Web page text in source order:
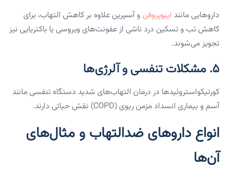
داروهایی مانند ایبوپروفن و آسپرین علاوه بر کاهش التهاب، برای
کاهش تب و تسکین درد ناشی از عفونت‌های ویروسی یا باکتریایی نیز
تجویز می‌شوند.
۵. مشکلات تنفسی و آلرژی‌ها
کورتیکواستروئیدها در درمان التهاب‌های شدید دستگاه تنفسی مانند
آسم و بیماری انسداد مزمن ریوی (COPD) نقش حیاتی دارند.
انواع داروهای ضدالتهاب و مثال‌های
آن‌ها